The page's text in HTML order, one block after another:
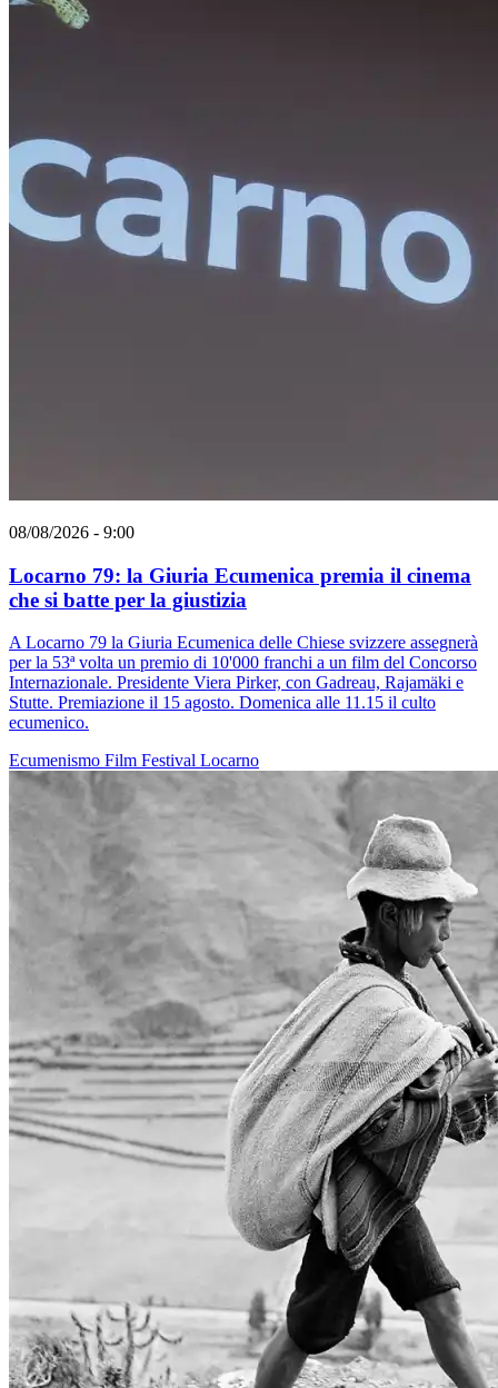
08/08/2026 - 9:00
Locarno 79: la Giuria Ecumenica premia il cinema
che si batte per la giustizia
A Locarno 79 la Giuria Ecumenica delle Chiese svizzere assegnerà
per la 53ª volta un premio di 10'000 franchi a un film del Concorso
Internazionale. Presidente Viera Pirker, con Gadreau, Rajamäki e
Stutte. Premiazione il 15 agosto. Domenica alle 11.15 il culto
ecumenico.
Ecumenismo Film Festival Locarno